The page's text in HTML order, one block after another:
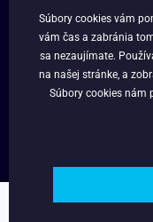
O NÁS
VERNOSTNÝ PROGRAM
BLOG
Copyright © 2025 -
Súbory cookies vám
vám čas a zabránia
sa nezaujímate.
na našej stránke, a
Súbory cookies nám